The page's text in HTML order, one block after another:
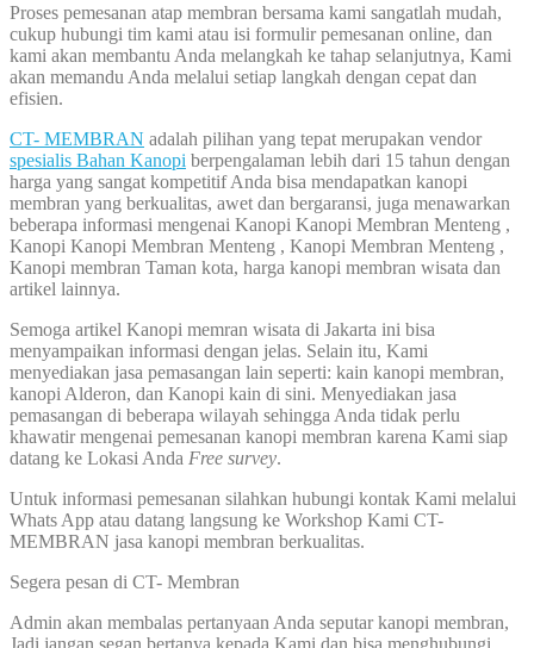
Proses pemesanan atap membran bersama kami sangatlah mudah,
cukup hubungi tim kami atau isi formulir pemesanan online, dan
kami akan membantu Anda melangkah ke tahap selanjutnya, Kami
akan memandu Anda melalui setiap langkah dengan cepat dan
efisien.
CT- MEMBRAN adalah pilihan yang tepat merupakan vendor
spesialis Bahan Kanopi berpengalaman lebih dari 15 tahun dengan
harga yang sangat kompetitif Anda bisa mendapatkan kanopi
membran yang berkualitas, awet dan bergaransi, juga menawarkan
beberapa informasi mengenai Kanopi Kanopi Membran Menteng ,
Kanopi Kanopi Membran Menteng , Kanopi Membran Menteng ,
Kanopi membran Taman kota, harga kanopi membran wisata dan
artikel lainnya.
Semoga artikel Kanopi memran wisata di Jakarta ini bisa
menyampaikan informasi dengan jelas. Selain itu, Kami
menyediakan jasa pemasangan lain seperti: kain kanopi membran,
kanopi Alderon, dan Kanopi kain di sini. Menyediakan jasa
pemasangan di beberapa wilayah sehingga Anda tidak perlu
khawatir mengenai pemesanan kanopi membran karena Kami siap
datang ke Lokasi Anda Free survey.
Untuk informasi pemesanan silahkan hubungi kontak Kami melalui
Whats App atau datang langsung ke Workshop Kami CT-
MEMBRAN jasa kanopi membran berkualitas.
Segera pesan di CT- Membran
Admin akan membalas pertanyaan Anda seputar kanopi membran,
Jadi jangan segan bertanya kepada Kami dan bisa menghubungi